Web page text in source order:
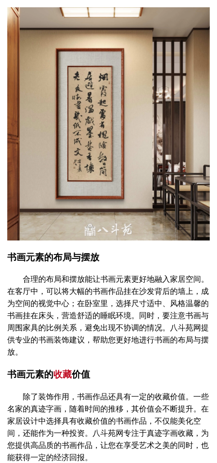
书画元素的布局与摆放
合理的布局和摆放能让书画元素更好地融入家居空间。
在客厅中，可以将大幅的书画作品挂在沙发背后的墙上，成
为空间的视觉中心；在卧室里，选择尺寸适中、风格温馨的
书画挂在床头，营造舒适的睡眠环境。同时，要注意书画与
周围家具的比例关系，避免出现不协调的情况。八斗苑网提
供专业的书画装饰建议，帮助您更好地进行书画的布局与摆
放。
书画元素的收藏价值
除了装饰作用，书画作品还具有一定的收藏价值。一些
名家的真迹字画，随着时间的推移，其价值会不断提升。在
家居设计中选择具有收藏价值的书画作品，不仅能美化空
间，还能作为一种投资。八斗苑网专注于真迹字画收藏，为
您提供高品质的书画作品，让您在享受艺术之美的同时，也
能获得一定的经济回报。